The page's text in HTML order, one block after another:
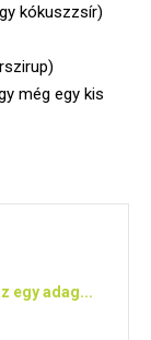
kókuszzsír)
még egy kis
egy adag...